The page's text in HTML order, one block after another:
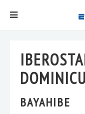
BAYAHIBE